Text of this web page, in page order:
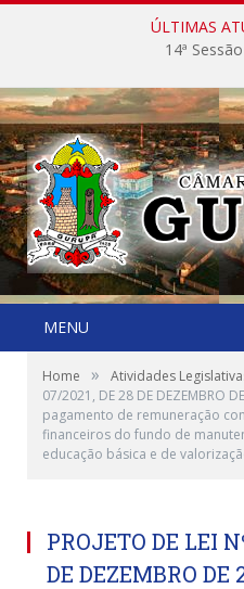
ÚLTIMAS
14ª
MENU
Home » Atividades
07/2021, DE 28 DE DEZEMBRO
pagamento de remuneração
financeiros do fundo de
educação básica e de
PROJETO DE LEI
DE DEZEMBRO DE